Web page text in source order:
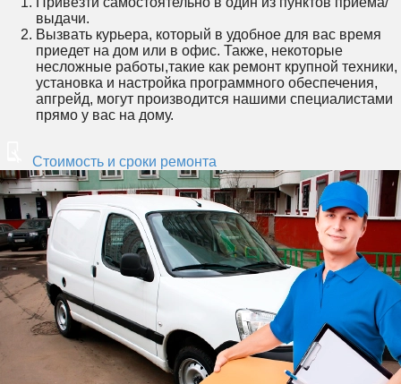
выдачи.
Вызвать курьера, который в удобное для вас время
приедет на дом или в офис. Также, некоторые
несложные работы,такие как ремонт крупной техники,
установка и настройка программного обеспечения,
апгрейд, могут производится нашими специалистами
прямо у вас на дому.
Стоимость и сроки ремонта